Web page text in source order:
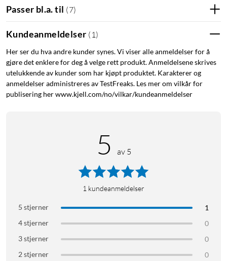
RGBIC-teknologien viser flere farger samtidig langs listen,
bak TV-benken, under bokhyller eller langs vegger for
indirekte belysning som forvandler rommet. Hvitt lys justeres
trinnløst mellom varmt (2200 K) og kaldt (6500 K).
Det myke silikonbåndet følger hjørner og kanter og kan
klippes til nøyaktig riktig lengde. Monter diskret bak møbler,
220–240 V følger med.
Styr lysstyrke, farge og scener direkte i Hue-appen via
Bluetooth. Med en Hue Bridge (selges separat) får du tilgang
til tidsplaner, automatiseringer og stemmestyring via Alexa,
Passer bl.a. til (7)
Kundeanmeldelser ( 1 )
Her ser du hva andre kunder synes. Vi viser alle anmeldelser for å
gjøre det enklere for deg å velge rett produkt. Anmeldelsene skrives
utelukkende av kunder som har kjøpt produktet. Karakterer og
anmeldelser administreres av TestFreaks. Les mer om vilkår for
publisering her www.kjell.com/no/vilkar/kundeanmeldelser
5 av 5
1 kundeanmeldelser
5 stjerner
1
4 stjerner
0
3 stjerner
0
2 stjerner
0